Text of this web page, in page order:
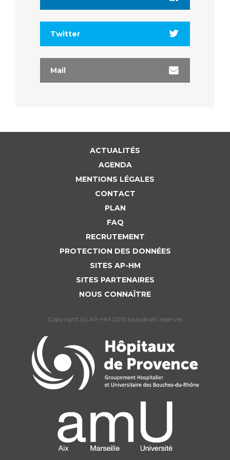
Qualité
Nos indicateurs qualité et de sécurité des soins
Les recherches en santé à l’AP-HM
Lieu de santé sans tabac
Liste des marchés conclus
Twitter
Mail
ACTUALITÉS
AGENDA
MENTIONS LÉGALES
CONTACT
PLAN
FAQ
RECRUTEMENT
PROTECTION DES DONNÉES
SITES AP-HM
SITES PARTENAIRES
NOUS CONNAÎTRE
Copyright (c) AP-HM 2015 tous droits reservés